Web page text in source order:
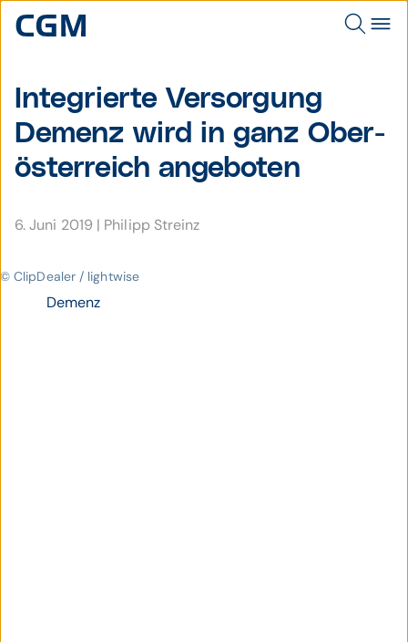
Integrierte Versor­gung
Demenz wird in ganz Ober­
öster­reich angeboten
6. Juni 2019 | Philipp Streinz
© ClipDealer / lightwise
Demenz